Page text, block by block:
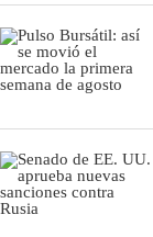
G de Gestión
Notas Contratadas
Podcast
Gestión TV
Videos